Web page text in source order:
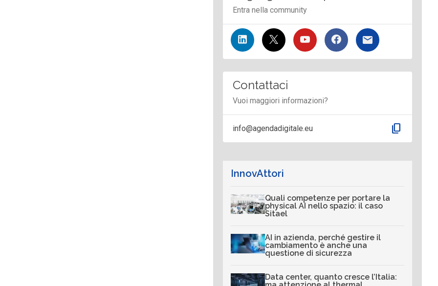
Entra nella community
Contattaci
Vuoi maggiori informazioni?
info@agendadigitale.eu content_copy
InnovAttori
Quali competenze per portare la
physical AI nello spazio: il caso
Sitael
AI in azienda, perché gestire il
cambiamento è anche una
questione di sicurezza
Data center, quanto cresce l’Italia: